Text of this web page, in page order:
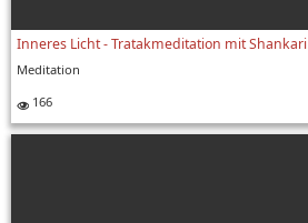
Inneres Licht - Tratakmeditation mit Shankari
Meditation
166